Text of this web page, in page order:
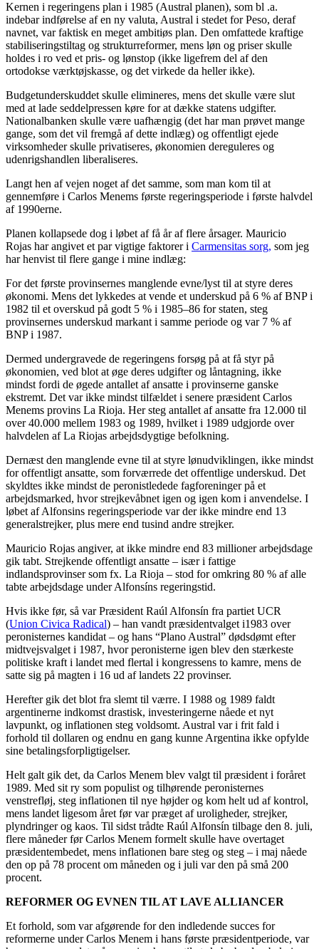
Kernen i regeringens plan i 1985 (Austral planen), som bl .a.
indebar indførelse af en ny valuta, Austral i stedet for Peso, deraf
navnet, var faktisk en meget ambitiøs plan. Den omfattede kraftige
stabiliseringstiltag og strukturreformer, mens løn og priser skulle
holdes i ro ved et pris- og lønstop (ikke ligefrem del af den
ortodokse værktøjskasse, og det virkede da heller ikke).
Budgetunderskuddet skulle elimineres, mens det skulle være slut
med at lade seddelpressen køre for at dække statens udgifter.
Nationalbanken skulle være uafhængig (det har man prøvet mange
gange, som det vil fremgå af dette indlæg) og offentligt ejede
virksomheder skulle privatiseres, økonomien dereguleres og
udenrigshandlen liberaliseres.
Langt hen af vejen noget af det samme, som man kom til at
gennemføre i Carlos Menems første regeringsperiode i første halvdel
af 1990erne.
Planen kollapsede dog i løbet af få år af flere årsager. Mauricio
Rojas har angivet et par vigtige faktorer i Carmensitas sorg, som jeg
har henvist til flere gange i mine indlæg:
For det første provinsernes manglende evne/lyst til at styre deres
økonomi. Mens det lykkedes at vende et underskud på 6 % af BNP i
1982 til et overskud på godt 5 % i 1985–86 for staten, steg
provinsernes underskud markant i samme periode og var 7 % af
BNP i 1987.
Dermed undergravede de regeringens forsøg på at få styr på
økonomien, ved blot at øge deres udgifter og låntagning, ikke
mindst fordi de øgede antallet af ansatte i provinserne ganske
ekstremt. Det var ikke mindst tilfældet i senere præsident Carlos
Menems provins La Rioja. Her steg antallet af ansatte fra 12.000 til
over 40.000 mellem 1983 og 1989, hvilket i 1989 udgjorde over
halvdelen af La Riojas arbejdsdygtige befolkning.
Dernæst den manglende evne til at styre lønudviklingen, ikke mindst
for offentligt ansatte, som forværrede det offentlige underskud. Det
skyldtes ikke mindst de peronistledede fagforeninger på et
arbejdsmarked, hvor strejkevåbnet igen og igen kom i anvendelse. I
løbet af Alfonsins regeringsperiode var der ikke mindre end 13
generalstrejker, plus mere end tusind andre strejker.
Mauricio Rojas angiver, at ikke mindre end 83 millioner arbejdsdage
gik tabt. Strejkende offentligt ansatte – især i fattige
indlandsprovinser som fx. La Rioja – stod for omkring 80 % af alle
tabte arbejdsdage under Alfonsíns regeringstid.
Hvis ikke før, så var Præsident Raúl Alfonsín fra partiet UCR
(Union Civica Radical) – han vandt præsidentvalget i1983 over
peronisternes kandidat – og hans “Plano Austral” dødsdømt efter
midtvejsvalget i 1987, hvor peronisterne igen blev den stærkeste
politiske kraft i landet med flertal i kongressens to kamre, mens de
satte sig på magten i 16 ud af landets 22 provinser.
Herefter gik det blot fra slemt til værre. I 1988 og 1989 faldt
argentinerne indkomst drastisk, investeringerne nåede et nyt
lavpunkt, og inflationen steg voldsomt. Austral var i frit fald i
forhold til dollaren og endnu en gang kunne Argentina ikke opfylde
sine betalingsforpligtigelser.
Helt galt gik det, da Carlos Menem blev valgt til præsident i foråret
1989. Med sit ry som populist og tilhørende peronisternes
venstrefløj, steg inflationen til nye højder og kom helt ud af kontrol,
mens landet ligesom året før var præget af uroligheder, strejker,
plyndringer og kaos. Til sidst trådte Raúl Alfonsín tilbage den 8. juli,
flere måneder før Carlos Menem formelt skulle have overtaget
præsidentembedet, mens inflationen bare steg og steg – i maj nåede
den op på 78 procent om måneden og i juli var den på små 200
procent.
REFORMER OG EVNEN TIL AT LAVE ALLIANCER
Et forhold, som var afgørende for den indledende succes for
reformerne under Carlos Menem i hans første præsidentperiode, var